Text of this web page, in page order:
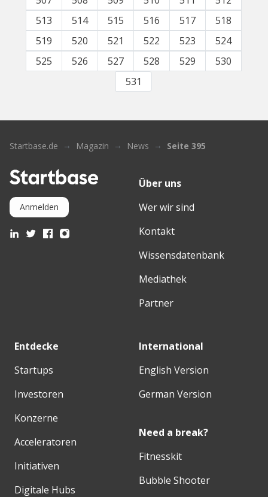
513
514 515 516 517
518
519
520 521 522 523
524
525
526 527 528 529
530
531
Startbase.de Magazin News Seite 395
Anmelden
Über uns
Wer wir sind
Kontakt
Wissensdatenbank
Mediathek
Partner
Entdecke
Startups
Investoren
Konzerne
Acceleratoren
Initiativen
Digitale Hubs
International
English Version
German Version
Need a break?
Fitnesskit
Bubble Shooter